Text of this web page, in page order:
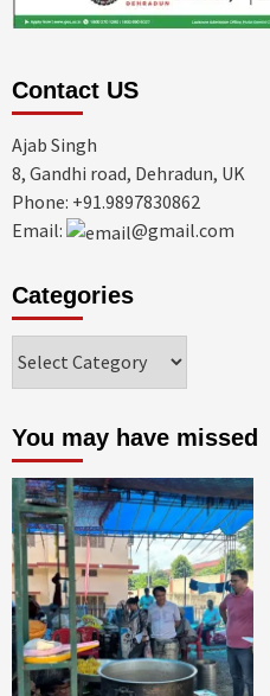
Contact US
Ajab Singh
8, Gandhi road, Dehradun, UK
Phone: +91.9897830862
Email:
@gmail.com
Categories
You may have missed